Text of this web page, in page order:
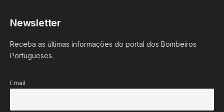
Newsletter
Receba as últimas informações do portal dos Bombeiros
Portugueses.
Email